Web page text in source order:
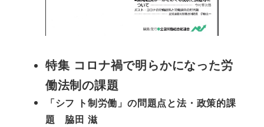
特集 コロナ禍で明らかになった労
働法制の課題
「シフ ト制労働」の問題点と法・政策的課
題 脇田 滋